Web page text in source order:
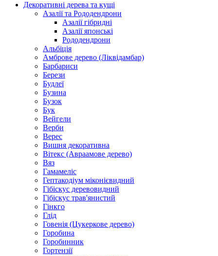
Декоративні дерева та кущі
Азалії та Рододендрони
Азалії гібридні
Азалії японські
Рододендрони
Альбіція
Амброве дерево (Ліквідамбар)
Барбариси
Берези
Будлеї
Бузина
Бузок
Бук
Вейгели
Верби
Верес
Вишня декоративна
Вітекс (Авраамове дерево)
Вяз
Гамамеліс
Гептакодіум міконієвидний
Гібіскус деревовидний
Гібіскус трав'янистий
Гінкго
Глід
Говенія (Цукеркове дерево)
Горобина
Горобинник
Гортензії